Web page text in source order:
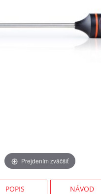
Prejdením zväčšiť
POPIS NÁVOD